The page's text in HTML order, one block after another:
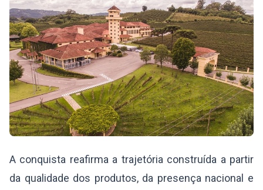
A conquista reafirma a trajetória construída a partir
da qualidade dos produtos, da presença nacional e